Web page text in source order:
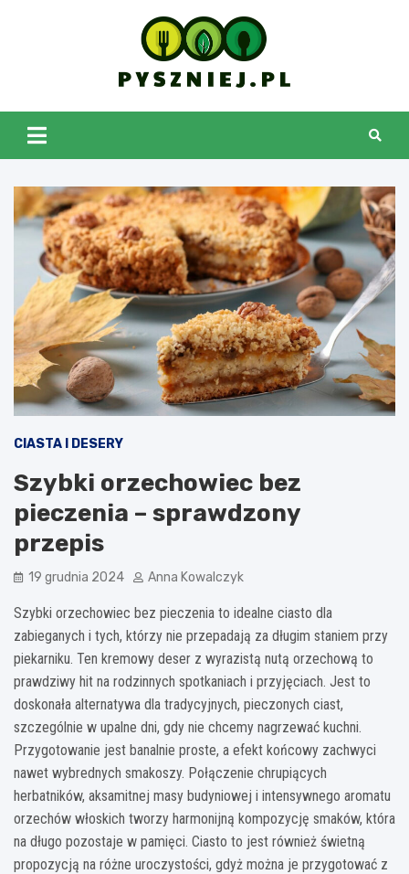
pyszniej.pl
CIASTA I DESERY
Szybki orzechowiec bez
pieczenia – sprawdzony
przepis
19 grudnia 2024 Anna Kowalczyk
Szybki orzechowiec bez pieczenia to idealne ciasto dla
zabieganych i tych, którzy nie przepadają za długim staniem przy
piekarniku. Ten kremowy deser z wyrazistą nutą orzechową to
prawdziwy hit na rodzinnych spotkaniach i przyjęciach. Jest to
doskonała alternatywa dla tradycyjnych, pieczonych ciast,
szczególnie w upalne dni, gdy nie chcemy nagrzewać kuchni.
Przygotowanie jest banalnie proste, a efekt końcowy zachwyci
nawet wybrednych smakoszy. Połączenie chrupiących
herbatników, aksamitnej masy budyniowej i intensywnego aromatu
orzechów włoskich tworzy harmonijną kompozycję smaków, która
na długo pozostaje w pamięci. Ciasto to jest również świetną
propozycją na różne uroczystości, gdyż można je przygotować z